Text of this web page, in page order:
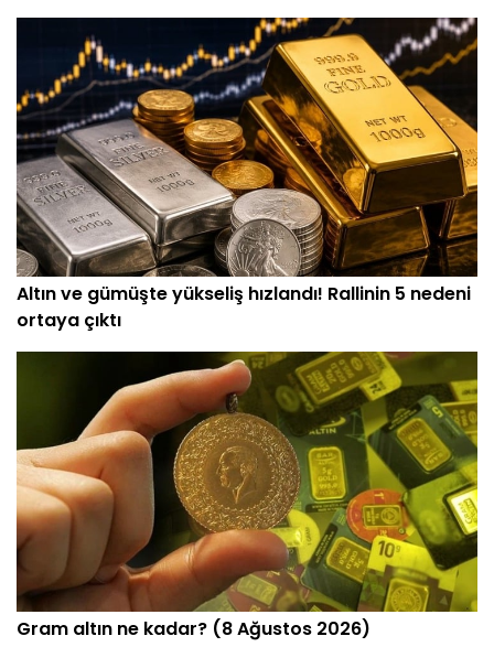
Altın ve gümüşte yükseliş hızlandı! Rallinin 5 nedeni
ortaya çıktı
Gram altın ne kadar? (8 Ağustos 2026)